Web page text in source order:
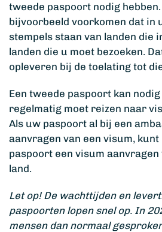
tweede paspoort nodig hebben.
bijvoorbeeld voorkomen dat in
stempels staan van landen die
landen die u moet bezoeken.
opleveren bij de toelating tot
Een tweede paspoort kan
regelmatig moet reizen naar
Als uw paspoort al bij een
aanvragen van een visum,
paspoort een visum
land.
Let op! De wachttijden en
paspoorten lopen snel op. In
mensen dan normaal